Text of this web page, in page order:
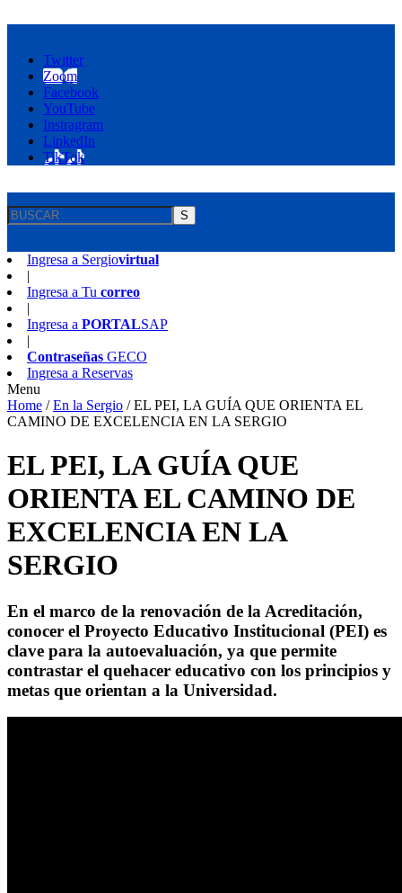
Twitter
Zoom
Facebook
YouTube
Instragram
LinkedIn
TikTok
S
Ingresa a Sergiovirtual
|
Ingresa a Tu correo
|
Ingresa a PORTALSAP
|
Contraseñas GECO
Ingresa a Reservas
Menu
Home /En la Sergio /EL PEI, LA GUÍA QUE ORIENTA EL
CAMINO DE EXCELENCIA EN LA SERGIO
EL PEI, LA GUÍA QUE
ORIENTA EL CAMINO DE
EXCELENCIA EN LA
SERGIO
En el marco de la renovación de la Acreditación,
conocer el Proyecto Educativo Institucional (PEI) es
clave para la autoevaluación, ya que permite
contrastar el quehacer educativo con los principios y
metas que orientan a la Universidad.